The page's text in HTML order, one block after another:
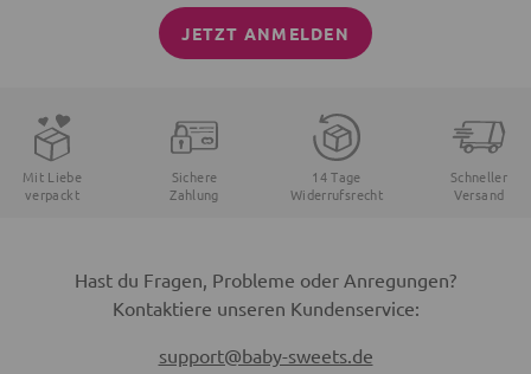
JETZT ANMELDEN
Mit Liebe
verpackt
Sichere
Zahlung
14 Tage
Widerrufsrecht
Schneller
Versand
Hast du Fragen, Probleme oder Anregungen?
Kontaktiere unseren Kundenservice:
support@baby-sweets.de